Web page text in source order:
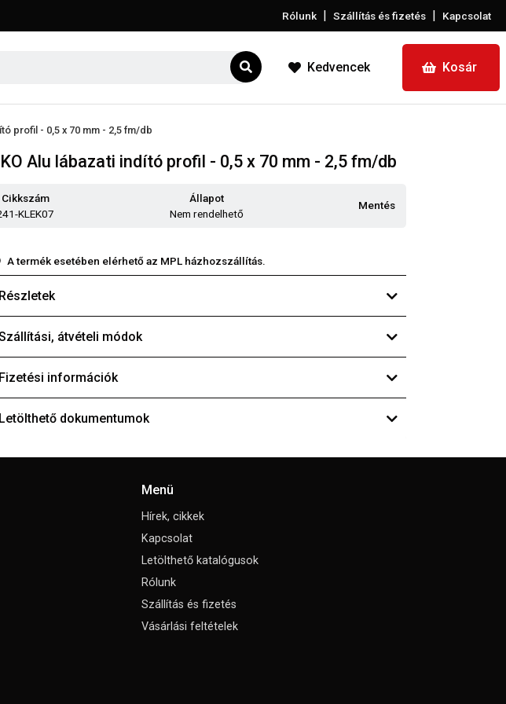
Rólunk | Szállítás és fizetés | Kapcsolat
Kedvencek Kosár
profil - 0,5 x 70 mm - 2,5 fm/db
Alu lábazati indító profil - 0,5 x 70 mm - 2,5 fm/db
Cikkszám
KLEK07
Állapot
Nem rendelhető
Mentés
A termék esetében elérhető az MPL házhozszállítás.
Részletek
átvételi módok
Fizetési információk
Letölthető dokumentumok
Menü
Hírek, cikkek
Kapcsolat
Letölthető katalógusok
Rólunk
Szállítás és fizetés
Vásárlási feltételek